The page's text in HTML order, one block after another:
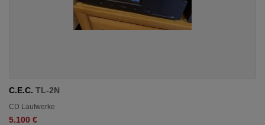
C.E.C. TL-2N
CD Laufwerke
5.100 €